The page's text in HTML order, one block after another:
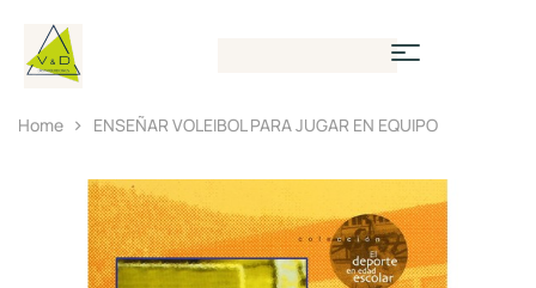
Home ENSEÑAR VOLEIBOL PARA JUGAR EN EQUIPO